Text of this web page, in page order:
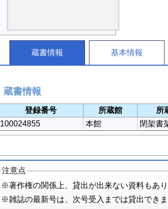
蔵書情報 基本情報
蔵書情報
登録番号 所蔵館 所
100024855
本館 閉架書
注意点
※著作権の関係上、貸出が出来ない資料もあり
※雑誌の最新号は、次号受入までは貸出できま